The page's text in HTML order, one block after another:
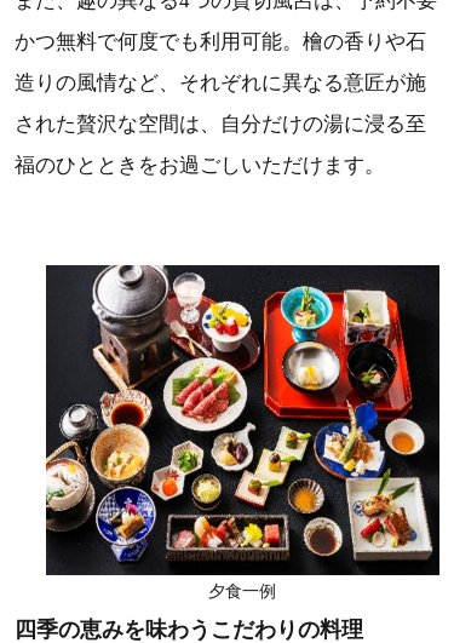
かつ無料で何度でも利用可能。檜の香りや石
造りの風情など、それぞれに異なる意匠が施
された贅沢な空間は、自分だけの湯に浸る至
福のひとときをお過ごしいただけます。
夕食一例
四季の恵みを味わうこだわりの料理